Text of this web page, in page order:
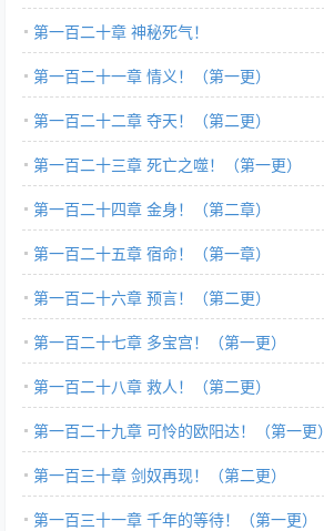
第一百二十章 神秘死气！
第一百二十一章 情义！（第一更）
第一百二十二章 夺天！（第二更）
第一百二十三章 死亡之噬！（第一更）
第一百二十四章 金身！（第二章）
第一百二十五章 宿命！（第一章）
第一百二十六章 预言！（第二更）
第一百二十七章 多宝宫！（第一更）
第一百二十八章 救人！（第二更）
第一百二十九章 可怜的欧阳达！（第一更）
第一百三十章 剑奴再现！（第二更）
第一百三十一章 千年的等待！（第一更）